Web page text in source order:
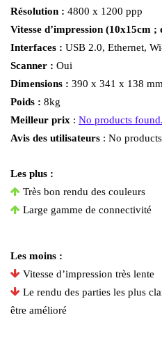
Résolution : 4800 x 1200 ppp
Vitesse d’impression (10x15cm ;
Interfaces : USB 2.0, Ethernet,
Scanner : Oui
Dimensions : 390 x 341 x 138 mm
Poids : 8kg
Meilleur prix : No products found.
Avis des utilisateurs : No
Les plus :
Très bon rendu des couleurs
Large gamme de connectivité
Les moins :
Vitesse d’impression très lente
Le rendu des parties les plus
être amélioré